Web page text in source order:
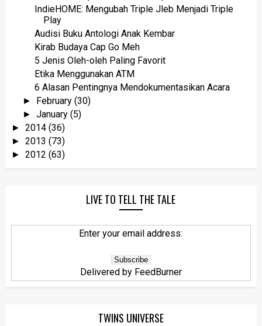
IndieHOME: Mengubah Triple Jleb Menjadi Triple
Play
Audisi Buku Antologi Anak Kembar
Kirab Budaya Cap Go Meh
5 Jenis Oleh-oleh Paling Favorit
Etika Menggunakan ATM
6 Alasan Pentingnya Mendokumentasikan Acara
► February(30)
►January(5)
► 2014 (36)
► 2013 (73)
► 2012 (63)
LIVE TO TELL THE TALE
Enter your email address:
Delivered by FeedBurner
TWINS UNIVERSE